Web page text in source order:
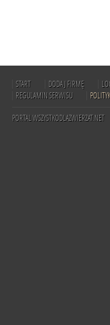
START DODAJ FIRMĘ
REGULAMIN SERWISU
PORTAL WSZYSTKODLAZWIERZAT.NET